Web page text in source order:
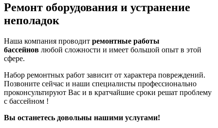
Ремонт оборудования и устранение
неполадок
Наша компания проводит ремонтные работы
бассейнов любой сложности и имеет большой опыт в этой
сфере.
Набор ремонтных работ зависит от характера повреждений.
Позвоните сейчас и наши специалисты профессионально
проконсультируют Вас и в кратчайшие сроки решат проблему
с бассейном !
Вы останетесь довольны нашими услугами!